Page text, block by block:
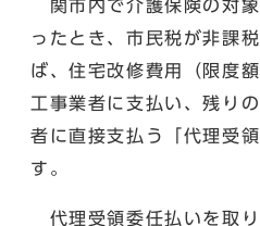
関市内で介護保険の対
ったとき、市民税が非課
ば、住宅改修費用（限度
工事業者に支払い、残り
者に直接支払う「代理受
す。
代理受領委任払いを取